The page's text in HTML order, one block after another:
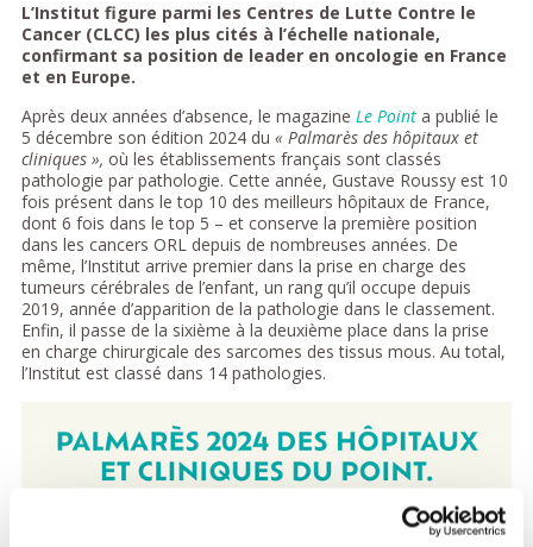
L’Institut figure parmi les Centres de Lutte Contre le
Cancer (CLCC) les plus cités à l’échelle nationale,
confirmant sa position de leader en oncologie en France
et en Europe.
Après deux années d’absence, le magazine Le Pointa publié le
5 décembre son édition 2024 du « Palmarès des hôpitaux et
cliniques », où les établissements français sont classés
pathologie par pathologie. Cette année, Gustave Roussy est 10
fois présent dans le top 10 des meilleurs hôpitaux de France,
dont 6 fois dans le top 5 – et conserve la première position
dans les cancers ORL depuis de nombreuses années. De
même, l’Institut arrive premier dans la prise en charge des
tumeurs cérébrales de l’enfant, un rang qu’il occupe depuis
2019, année d’apparition de la pathologie dans le classement.
Enfin, il passe de la sixième à la deuxième place dans la prise
en charge chirurgicale des sarcomes des tissus mous. Au total,
l’Institut est classé dans 14 pathologies.